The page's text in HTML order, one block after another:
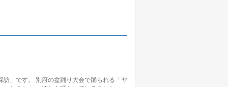
」です。 別府の盆踊り大会で踊られる「ヤ